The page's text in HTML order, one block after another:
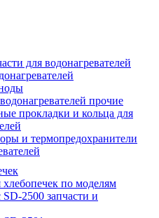
для водонагревателей
прочие
прокладки и кольца для
и термопредохранители
хлебопечек по моделям
SD-2500 запчасти и